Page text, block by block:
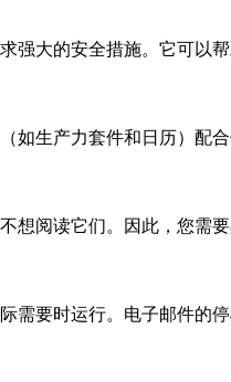
大的安全措施。它可以
生产力套件和日历）配
阅读它们。因此，您需
要时运行。电子邮件的